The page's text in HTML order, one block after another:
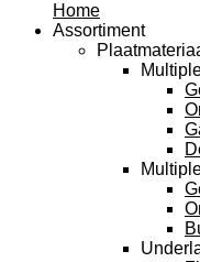
Home
Assortiment